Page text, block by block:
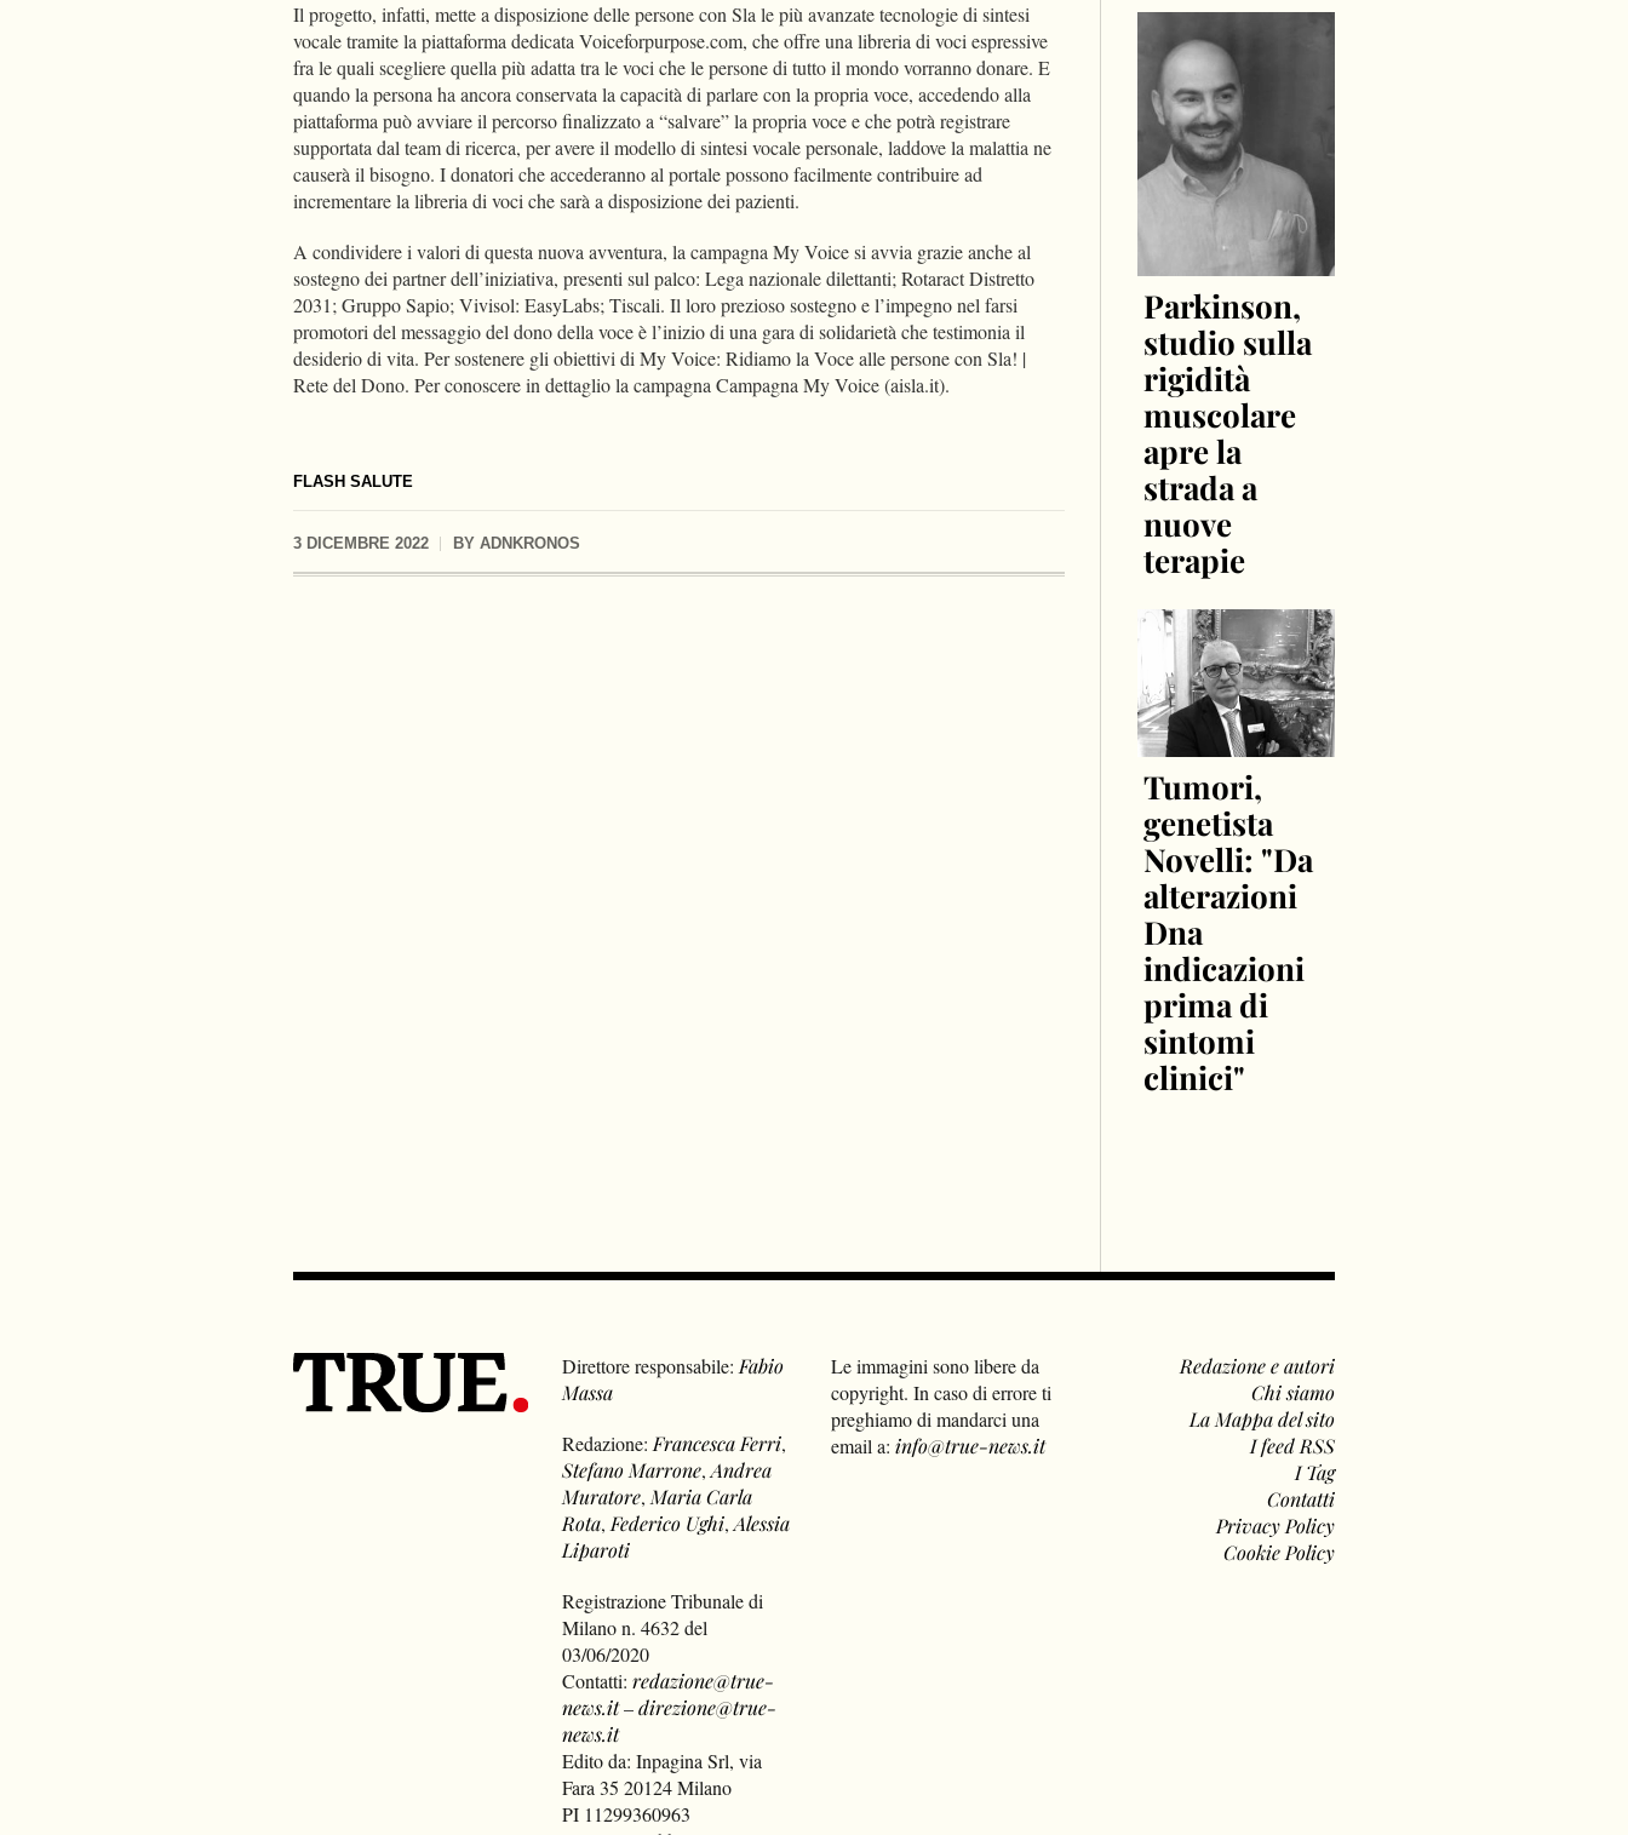
FLASH SALUTE
3 DICEMBRE 2022 BY ADNKRONOS
Il progetto, infatti, mette a disposizione delle persone con Sla le più avanzate tecnologie di sintesi
vocale tramite la piattaforma dedicata Voiceforpurpose.com, che offre una libreria di voci espressive
fra le quali scegliere quella più adatta tra le voci che le persone di tutto il mondo vorranno donare. E
quando la persona ha ancora conservata la capacità di parlare con la propria voce, accedendo alla
piattaforma può avviare il percorso finalizzato a “salvare” la propria voce e che potrà registrare
supportata dal team di ricerca, per avere il modello di sintesi vocale personale, laddove la malattia ne
causerà il bisogno. I donatori che accederanno al portale possono facilmente contribuire ad
incrementare la libreria di voci che sarà a disposizione dei pazienti.
A condividere i valori di questa nuova avventura, la campagna My Voice si avvia grazie anche al
sostegno dei partner dell’iniziativa, presenti sul palco: Lega nazionale dilettanti; Rotaract Distretto
2031; Gruppo Sapio; Vivisol: EasyLabs; Tiscali. Il loro prezioso sostegno e l’impegno nel farsi
promotori del messaggio del dono della voce è l’inizio di una gara di solidarietà che testimonia il
desiderio di vita. Per sostenere gli obiettivi di My Voice: Ridiamo la Voce alle persone con Sla! |
Rete del Dono. Per conoscere in dettaglio la campagna Campagna My Voice (aisla.it).
Parkinson,
studio sulla
rigidità
muscolare
apre la
strada a
nuove
terapie
Tumori,
genetista
Novelli: "Da
alterazioni
Dna
indicazioni
prima di
sintomi
clinici"
Direttore responsabile:Fabio
Massa
Redazione:Francesca Ferri,
Stefano Marrone,Andrea
Muratore,Maria Carla
Rota,Federico Ughi,Alessia
Liparoti
Registrazione Tribunale di
Milano n. 4632 del
03/06/2020
Contatti:redazione@true-
news.it–direzione@true-
news.it
Edito da: Inpagina Srl, via
Fara 35 20124 Milano
PI 11299360963
Le immagini sono libere da
copyright. In caso di errore ti
preghiamo di mandarci una
email a: info@true-news.it
Redazione e autori
Chi siamo
La Mappa del sito
I feed RSS
I Tag
Contatti
Privacy Policy
Cookie Policy